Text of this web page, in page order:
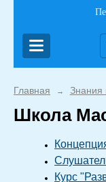
Главная →
Школа
Курс